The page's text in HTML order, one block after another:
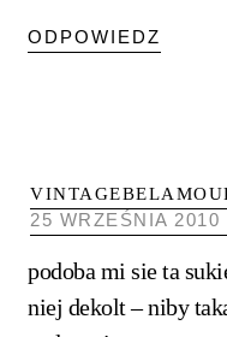
ODPOWIEDZ
25 WRZEŚNIA 2010
podoba mi sie ta
niej dekolt – niby